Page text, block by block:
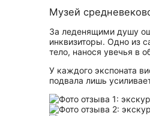
Музей
За леденящими душу
инквизиторы. Одно из
тело, нанося увечья в
У каждого экспоната
подвала лишь